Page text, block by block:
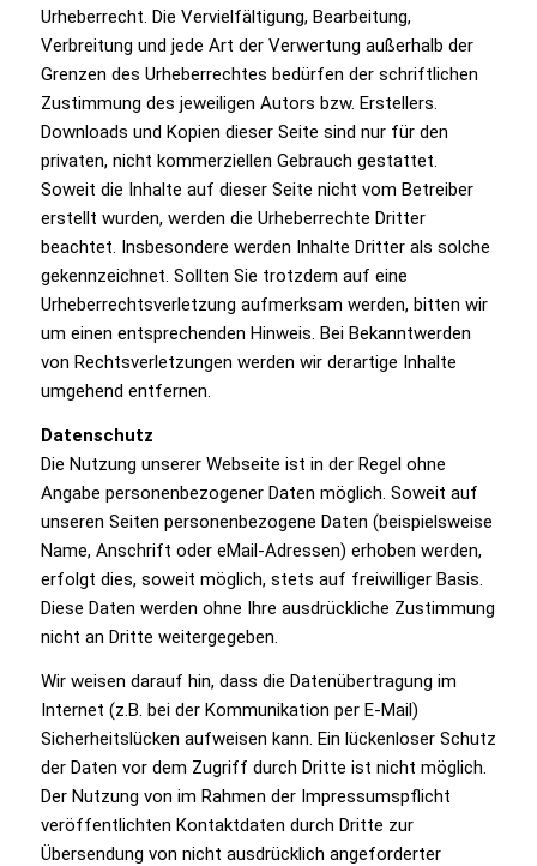
Urheberrecht. Die Vervielfältigung, Bearbeitung,
Verbreitung und jede Art der Verwertung außerhalb der
Grenzen des Urheberrechtes bedürfen der schriftlichen
Zustimmung des jeweiligen Autors bzw. Erstellers.
Downloads und Kopien dieser Seite sind nur für den
privaten, nicht kommerziellen Gebrauch gestattet.
Soweit die Inhalte auf dieser Seite nicht vom Betreiber
erstellt wurden, werden die Urheberrechte Dritter
beachtet. Insbesondere werden Inhalte Dritter als solche
gekennzeichnet. Sollten Sie trotzdem auf eine
Urheberrechtsverletzung aufmerksam werden, bitten wir
um einen entsprechenden Hinweis. Bei Bekanntwerden
von Rechtsverletzungen werden wir derartige Inhalte
umgehend entfernen.
Datenschutz
Die Nutzung unserer Webseite ist in der Regel ohne
Angabe personenbezogener Daten möglich. Soweit auf
unseren Seiten personenbezogene Daten (beispielsweise
Name, Anschrift oder eMail-Adressen) erhoben werden,
erfolgt dies, soweit möglich, stets auf freiwilliger Basis.
Diese Daten werden ohne Ihre ausdrückliche Zustimmung
nicht an Dritte weitergegeben.
Wir weisen darauf hin, dass die Datenübertragung im
Internet (z.B. bei der Kommunikation per E-Mail)
Sicherheitslücken aufweisen kann. Ein lückenloser Schutz
der Daten vor dem Zugriff durch Dritte ist nicht möglich.
Der Nutzung von im Rahmen der Impressumspflicht
veröffentlichten Kontaktdaten durch Dritte zur
Übersendung von nicht ausdrücklich angeforderter